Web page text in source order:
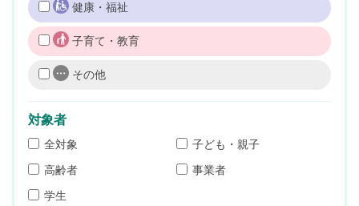
健康・福祉
子育て・教育
その他
対象者
全対象
子ども・親子
高齢者
事業者
学生